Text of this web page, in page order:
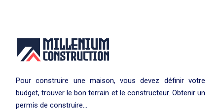
Pour construire une maison, vous devez définir votre
budget, trouver le bon terrain et le constructeur. Obtenir un
permis de construire…